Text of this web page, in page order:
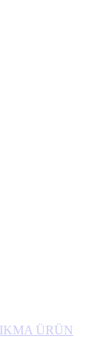
ÜRÜN